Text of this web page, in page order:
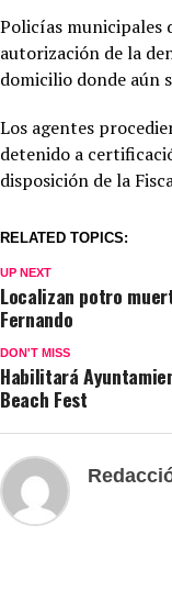
Policías municipales
autorización de la
domicilio donde aún
Los agentes
detenido a
disposición de la
RELATED TOPICS:
UP NEXT
Localizan potro
Fernando
DON'T MISS
Habilitará
Beach Fest